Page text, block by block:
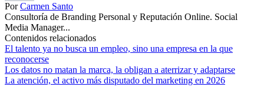
PorCarmen Santo
Consultoría de Branding Personal y Reputación Online. Social
Media Manager...
Contenidos relacionados
El talento ya no busca un empleo, sino una empresa en la que
reconocerse
Los datos no matan la marca, la obligan a aterrizar y adaptarse
La atención, el activo más disputado del marketing en 2026